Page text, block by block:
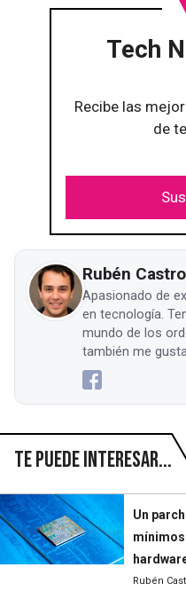
Tech
Recibe las
de
Rubén Castro
Apasionado de
en tecnología.
mundo de los
también me
Te puede interesar...
Un
mínimos
Rubén